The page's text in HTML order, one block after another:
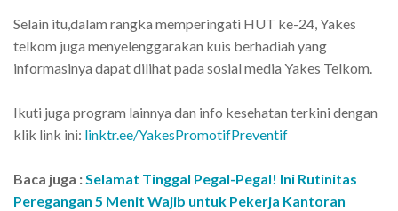
Selain itu,dalam rangka memperingati HUT ke-24, Yakes
telkom juga menyelenggarakan kuis berhadiah yang
informasinya dapat dilihat pada sosial media Yakes Telkom.
Ikuti juga program lainnya dan info kesehatan terkini dengan
klik link ini: linktr.ee/YakesPromotifPreventif
Baca juga :Selamat Tinggal Pegal-Pegal! Ini Rutinitas
Peregangan 5 Menit Wajib untuk Pekerja Kantoran